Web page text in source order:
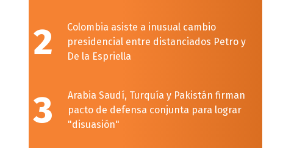
2
Colombia asiste a inusual cambio
presidencial entre distanciados Petro y
De la Espriella
3
Arabia Saudí, Turquía y Pakistán firman
pacto de defensa conjunta para lograr
"disuasión"